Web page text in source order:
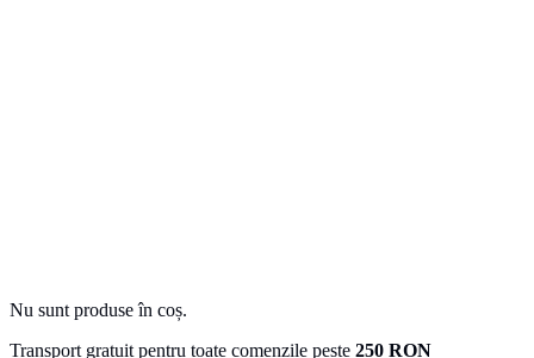
Nu sunt produse în coș.
Transport gratuit pentru toate comenzile peste 250 RON